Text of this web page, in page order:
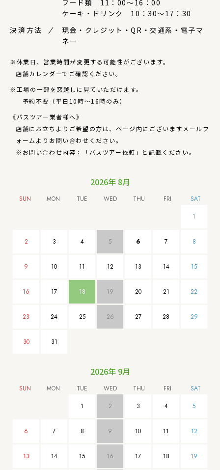
フード類 11：00～16：00
ケーキ・ドリンク 10：30～17：30
決済方法
現金・クレジット・QR・交通系・電子マ
ネー
※休業日、営業時間が変更する可能性がございます。
店舗カレンダーでご確認ください。
※工場の一部を窓越しに見ていただけます。
予約不要（平日10時～16時のみ）
《バスツアー業者様へ》
店舗にお立ちよりご希望の方は、ページ内にございますメールフ
ォームよりお問い合わせください。
※お問い合わせ内容：「バスツアー依頼」と記載ください。
2026年 8月
1
2 3 4 5 6 7 8
9 10 11 12 13 14 15
16 17 18 19 20 21 22
23 24 25 26 27 28 29
30 31
2026年 9月
1 2 3 4 5
6 7 8 9 10 11 12
13 14 15 16 17 18 19